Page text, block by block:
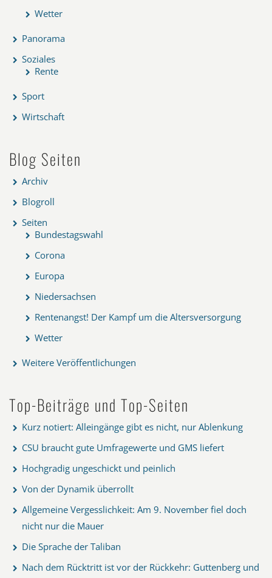
Wetter
Panorama
Soziales
Rente
Sport
Wirtschaft
Blog Seiten
Archiv
Blogroll
Seiten
Bundestagswahl
Corona
Europa
Niedersachsen
Rentenangst! Der Kampf um die Altersversorgung
Wetter
Weitere Veröffentlichungen
Top-Beiträge und Top-Seiten
Kurz notiert: Alleingänge gibt es nicht, nur Ablenkung
CSU braucht gute Umfragewerte und GMS liefert
Hochgradig ungeschickt und peinlich
Von der Dynamik überrollt
Allgemeine Vergesslichkeit: Am 9. November fiel doch
nicht nur die Mauer
Die Sprache der Taliban
Nach dem Rücktritt ist vor der Rückkehr: Guttenberg und